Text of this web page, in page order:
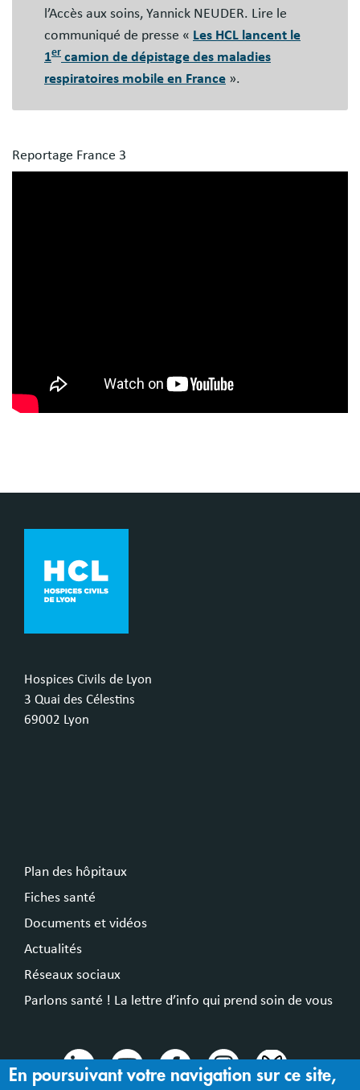
l’Accès aux soins, Yannick NEUDER. Lire le
communiqué de presse « Les HCL lancent le
1er camion de dépistage des maladies
respiratoires mobile en France ».
Reportage France 3
Hospices Civils de Lyon
3 Quai des Célestins
69002 Lyon
Plan des hôpitaux
Fiches santé
Documents et vidéos
Actualités
Réseaux sociaux
Parlons santé ! La lettre d’info qui prend soin de vous
En poursuivant votre navigation sur ce site,